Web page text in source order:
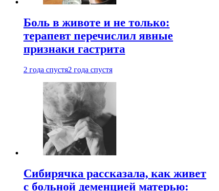
Боль в животе и не только:
терапевт перечислил явные
признаки гастрита
2 года спустя2 года спустя
Сибирячка рассказала, как живет
с больной деменцией матерью: